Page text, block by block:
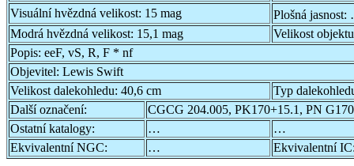
Visuální hvězdná velikost: 15 mag Plošná jasnost:
Modrá hvězdná velikost: 15,1 mag
Velikost
Popis: eeF, vS, R, F * nf
Objevitel: Lewis Swift
Velikost dalekohledu: 40,6 cm
Typ
Další označení:
CGCG 204.005, PK170+15.1, PN
Ostatní katalogy:
…
…
Ekvivalentní NGC:
…
Ekvivalentní